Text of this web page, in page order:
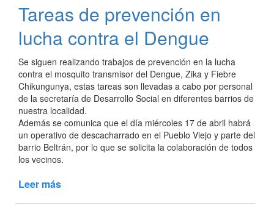
862
de
Colonia
Tareas de prevención en
lucha contra el Dengue
Se siguen realizando trabajos de prevención en la lucha
contra el mosquito transmisor del Dengue, Zika y Fiebre
Chikungunya, estas tareas son llevadas a cabo por personal
de la secretaría de Desarrollo Social en diferentes barrios de
nuestra localidad.
Además se comunica que el día miércoles 17 de abril habrá
un operativo de descacharrado en el Pueblo Viejo y parte del
barrio Beltrán, por lo que se solicita la colaboración de todos
los vecinos.
Leer más